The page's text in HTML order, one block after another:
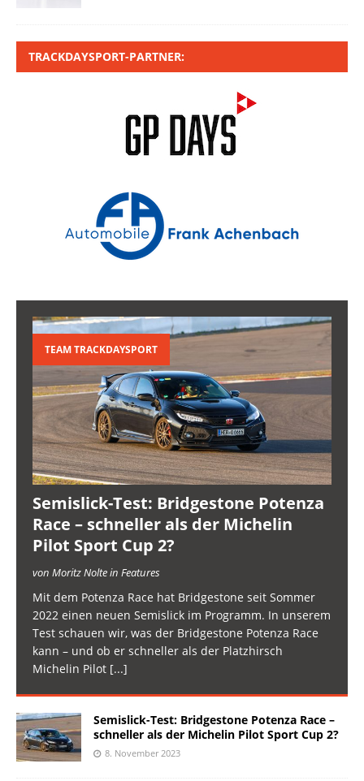
TRACKDAYSPORT-PARTNER:
TEAM TRACKDAYSPORT
Semislick-Test: Bridgestone Potenza
Race – schneller als der Michelin
Pilot Sport Cup 2?
von Moritz Nolte in Features
Mit dem Potenza Race hat Bridgestone seit Sommer
2022 einen neuen Semislick im Programm. In unserem
Test schauen wir, was der Bridgestone Potenza Race
kann – und ob er schneller als der Platzhirsch
Michelin Pilot [...]
Semislick-Test: Bridgestone Potenza Race –
schneller als der Michelin Pilot Sport Cup 2?
8. November 2023